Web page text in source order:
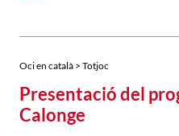
Oci en català > Totjoc
Presentació del
Calonge